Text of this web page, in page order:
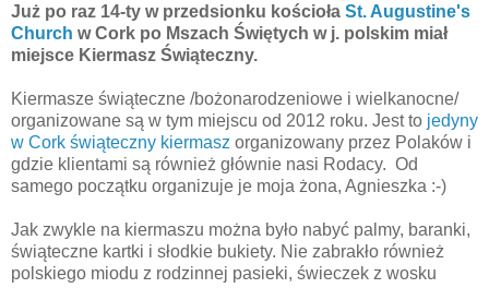
Już po raz 14-ty w przedsionku kościoła St. Augustine's
Church w Cork po Mszach Świętych w j. polskim miał
miejsce Kiermasz Świąteczny.
Kiermasze świąteczne /bożonarodzeniowe i wielkanocne/
organizowane są w tym miejscu od 2012 roku. Jest to jedyny
w Cork świąteczny kiermasz organizowany przez Polaków i
gdzie klientami są również głównie nasi Rodacy. Od
samego początku organizuje je moja żona, Agnieszka :-)
Jak zwykle na kiermaszu można było nabyć palmy, baranki,
świąteczne kartki i słodkie bukiety. Nie zabrakło również
polskiego miodu z rodzinnej pasieki, świeczek z wosku